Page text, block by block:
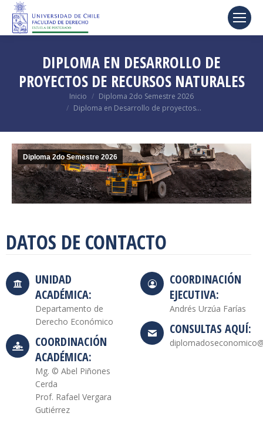
DIPLOMA EN DESARROLLO DE
PROYECTOS DE RECURSOS NATURALES
Inicio
Diploma 2do Semestre 2026
Diploma en Desarrollo de proyectos…
Diploma 2do Semestre 2026
DATOS DE CONTACTO
UNIDAD
ACADÉMICA:
Departamento de
Derecho Económico
COORDINACIÓN
ACADÉMICA:
Mg. © Abel Piñones
Cerda
Prof. Rafael Vergara
Gutiérrez
COORDINACIÓN
EJECUTIVA:
Andrés Urzúa Farías
CONSULTAS AQUÍ: